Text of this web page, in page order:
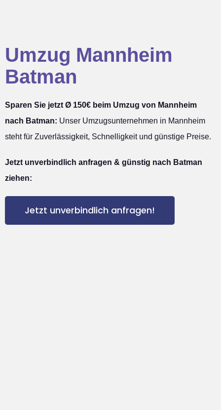
Umzug Mannheim
Batman
Sparen Sie jetzt Ø 150€ beim Umzug von Mannheim
nach Batman: Unser Umzugsunternehmen in Mannheim
steht für Zuverlässigkeit, Schnelligkeit und günstige Preise.
Jetzt unverbindlich anfragen & günstig nach Batman
ziehen:
Jetzt unverbindlich anfragen!